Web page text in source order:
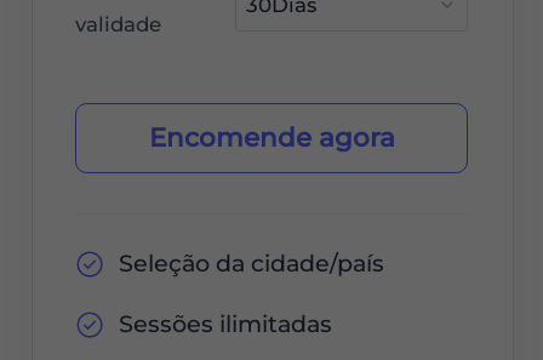
validade
Encomende agora
Seleção da cidade/país
Sessões ilimitadas